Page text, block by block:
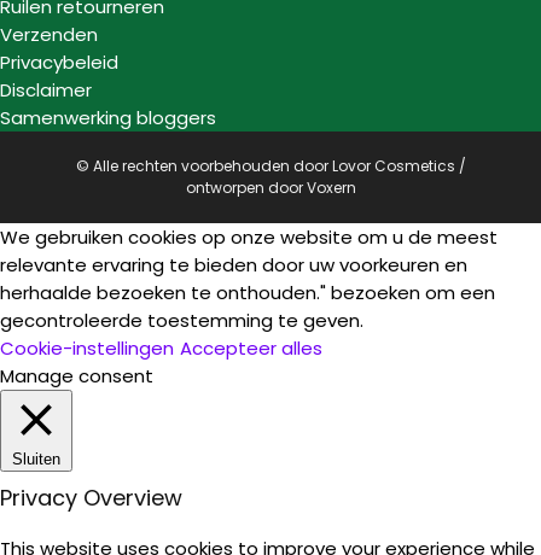
Ruilen retourneren
Verzenden
Privacybeleid
Disclaimer
Samenwerking bloggers
© Alle rechten voorbehouden door Lovor Cosmetics /
ontworpen doorVoxern
We gebruiken cookies op onze website om u de meest
relevante ervaring te bieden door uw voorkeuren en
herhaalde bezoeken te onthouden." bezoeken om een
gecontroleerde toestemming te geven.
Cookie-instellingen Accepteer alles
Manage consent
Sluiten
Privacy Overview
This website uses cookies to improve your experience while